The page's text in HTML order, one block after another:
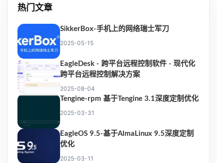
热门文章
SikkerBox-手机上的网络瑞士军刀
2025-05-15
EagleDesk - 跨平台远程控制软件 - 现代化
跨平台远程控制解决方案
2025-08-04
Tengine-rpm 基于Tengine 3.1深度定制优化
2025-03-31
EagleOS 9.5-基于AlmaLinux 9.5深度定制
优化
2025-03-11